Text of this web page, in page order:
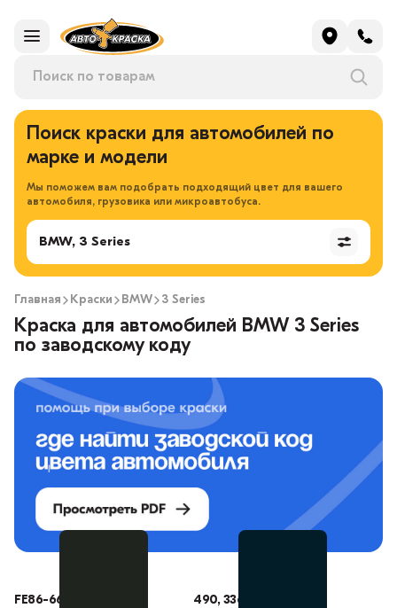
Поиск краски для автомобилей по
марке и модели
Мы поможем вам подобрать подходящий цвет для вашего
автомобиля, грузовика или микроавтобуса.
BMW, 3 Series
Главная Краски BMW 3 Series
Краска для автомобилей BMW 3 Series
по заводскому коду
FE86-6652, 177 490, 336, 557, M336